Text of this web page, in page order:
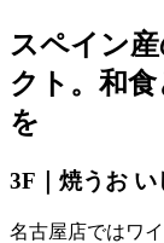
スペイン
クト。和
を
3F｜焼うお い
名古屋店ではワ